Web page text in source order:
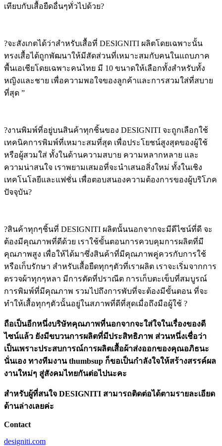
เทียบกับเสื้อยืดอื่นๆทั่วไปด้วย?
?จะสังเกตได้ว่าสำหรับเสื้อที่ DESIGNITI ผลิตโดยเฉพาะนั้น
ทรงเสื้อได้ถูกพัฒนาให้มีสัดส่วนที่เหมาะสมกับคนในแถบภาค
พื้นเอเชียโดยเฉพาะคนไทย มี 10 ขนาดให้เลือกทั้งสำหรับทั้ง
หญิงและชาย เพื่อความพอใจของลูกค้าและการสวมใส่ที่สบาย
ที่สุด ”
?งานพิมพ์ที่อยู่บนสินค้าทุกชิ้นของ DESIGNITI จะถูกเลือกใช้
เทคนิคการพิมพ์ที่เหมาะสมที่สุด เพื่อประโยชน์สูงสุดของผู้ใช้
หรือผู้สวมใส่ ทั้งในด้านความสบาย ความหลากหลาย และ
ความน่าสนใจ เราพยามเสมอที่จะนำเสนอสิ่งใหม่ ทั้งในเชิง
เทคโนโลยีและแฟชั่น เพื่อตอบสนองความต้องการของผู้บริโภค
ปัจจุบัน?
?สินค้าทุกๆชิ้นที่ DESIGNITI ผลิตนั้นนอกจากจะมีดีไซน์ที่ดี จะ
ต้องมีคุณภาพที่ดีด้วย เราใช้ขั้นตอนการควบคุมการผลิตที่มี
คุณภาพสูง เพื่อให้ได้มาซึ่งสินค้าที่มีคุณภาพคู่ควรกับการใช้
หรือเก็บรักษา สำหรับเสื้อยืดทุกๆตัวที่เราผลิต เราจะเริ่มจากการ
ตรวจผ้าทุกๆหลา มีการตัดที่ปราณีต การเก็บตะเข็บที่สมบูรณ์
การพิมพ์ที่มีคุณภาพ รวมไปถึงการพับที่จะต้องมีขั้นตอน ที่จะ
ทำให้เสื้อทุกๆตัวนั้นอยู่ในสภาพที่ดีที่สุดเมื่อถึงมือผู้ใช้ ?
ถือเป็นอีกหนึ่งบริษัทคุณภาพที่นอกจากจะใส่ใจในเรื่องของดี
ไซน์แล้ว ยังมีขบวนการผลิตที่มีประสิทธิภาพ ส่วนหนึ่งเชื่อว่า
เป็นเพราะประสบการณ์การผลิตเสื้อผ้าส่งออกของคุณอภิธนะ
นั่นเอง ทางทีมงาน thumbsup ก็ขอเป็นกำลังใจให้สร้างสรรค์ผล
งานใหม่ๆ สู่สังคมไทยกันต่อไปนะคะ
สำหรับผู้ที่สนใจ DESIGNITI สามารถติดต่อได้ตามรายละเอียด
ด้านล่างเลยค่ะ
Contact
designiti.com